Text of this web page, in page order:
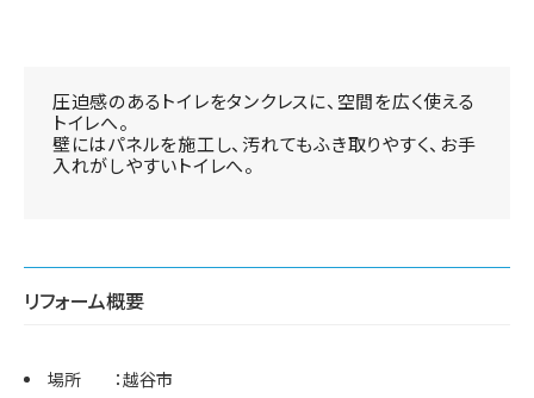
圧迫感のあるトイレをタンクレスに、空間を広く使える
トイレへ。
壁にはパネルを施工し、汚れてもふき取りやすく、お手
入れがしやすいトイレへ。
リフォーム概要
場所 ：越谷市